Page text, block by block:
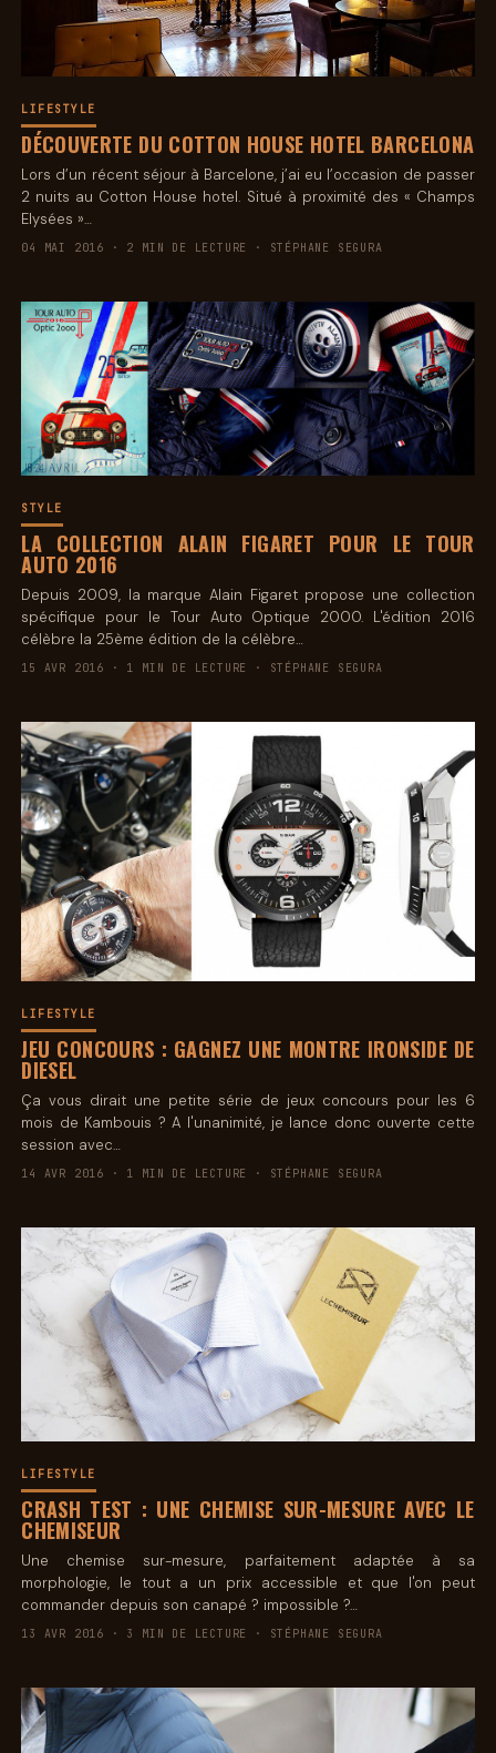
LIFESTYLE
DÉCOUVERTE DU COTTON HOUSE HOTEL BARCELONA
Lors d’un récent séjour à Barcelone, j’ai eu l’occasion de passer
2 nuits au Cotton House hotel. Situé à proximité des « Champs
Elysées »…
04 MAI 2016 · 2 MIN DE LECTURE · STÉPHANE SEGURA
STYLE
LA COLLECTION ALAIN FIGARET POUR LE TOUR
AUTO 2016
Depuis 2009, la marque Alain Figaret propose une collection
spécifique pour le Tour Auto Optique 2000. L'édition 2016
célèbre la 25ème édition de la célèbre…
15 AVR 2016 · 1 MIN DE LECTURE · STÉPHANE SEGURA
LIFESTYLE
JEU CONCOURS : GAGNEZ UNE MONTRE IRONSIDE DE
DIESEL
Ça vous dirait une petite série de jeux concours pour les 6
mois de Kambouis ? A l'unanimité, je lance donc ouverte cette
session avec…
14 AVR 2016 · 1 MIN DE LECTURE · STÉPHANE SEGURA
LIFESTYLE
CRASH TEST : UNE CHEMISE SUR-MESURE AVEC LE
CHEMISEUR
Une chemise sur-mesure, parfaitement adaptée à sa
morphologie, le tout a un prix accessible et que l'on peut
commander depuis son canapé ? impossible ?…
13 AVR 2016 · 3 MIN DE LECTURE · STÉPHANE SEGURA